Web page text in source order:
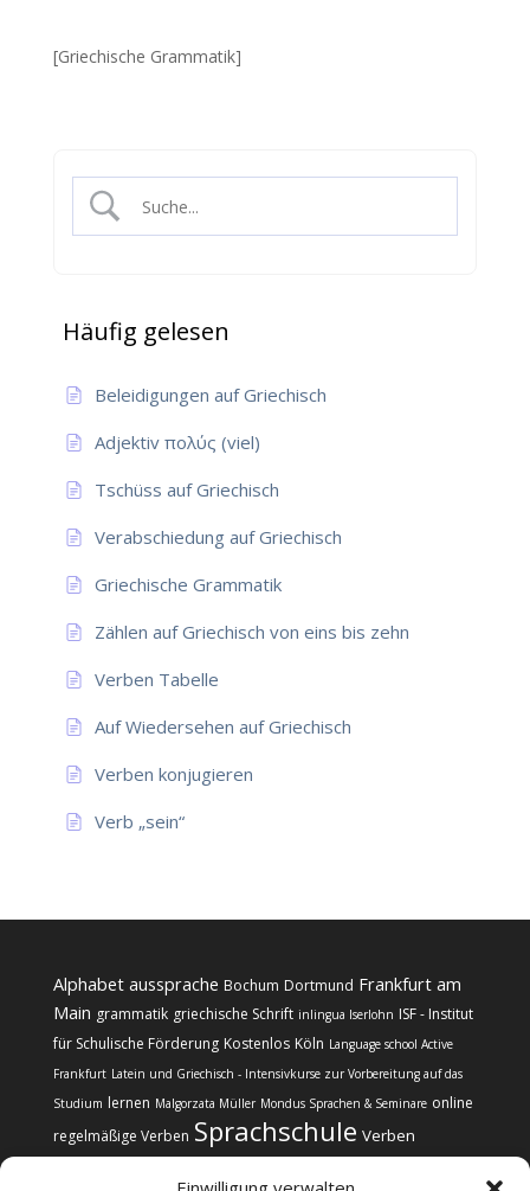
[Griechische Grammatik]
Häufig gelesen
Beleidigungen auf Griechisch
Adjektiv πολύς (viel)
Tschüss auf Griechisch
Verabschiedung auf Griechisch
Griechische Grammatik
Zählen auf Griechisch von eins bis zehn
Verben Tabelle
Auf Wiedersehen auf Griechisch
Verben konjugieren
Verb „sein“
Alphabet aussprache Bochum Dortmund Frankfurt am
Main grammatik griechische Schrift inlingua Iserlohn ISF - Institut
für Schulische Förderung Kostenlos Köln Language school Active
Frankfurt Latein und Griechisch - Intensivkurse zur Vorbereitung auf das
Studium lernen Malgorzata Müller Mondus Sprachen & Seminare online
regelmäßige Verben Sprachschule Verben